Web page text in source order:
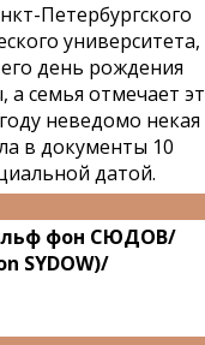
Петербургского
университета,
день рождения
а семья отмечает
неведомо некая
в документы 10
датой.
фон СЮДОВ/
SYDOW)/